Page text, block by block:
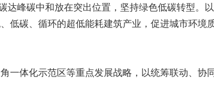
峰碳中和放在突出位置，坚持绿色低碳转型。
低碳、循环的超低能耗建筑产业，促进城市环境
一体化示范区等重点发展战略，以统筹联动、协